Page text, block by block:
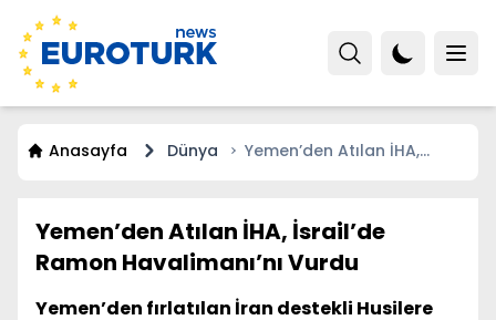
Anasayfa Dünya
Yemen’den Atılan İHA,
Yemen’den Atılan İHA, İsrail’de
Ramon Havalimanı’nı Vurdu
Yemen’den fırlatılan İran destekli Husilere